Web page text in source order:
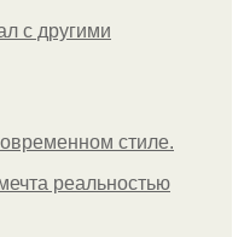
с другими
стиле.
реальностью